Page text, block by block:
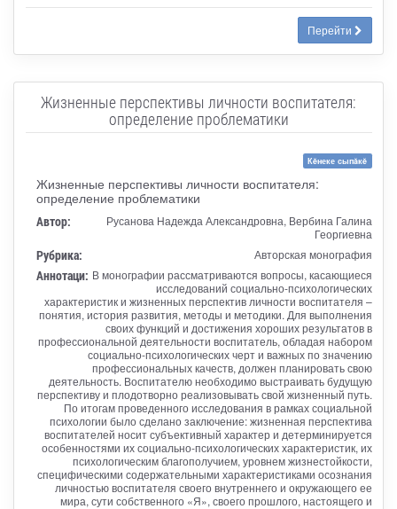
Перейти
Жизненные перспективы личности воспитателя:
определение проблематики
Кĕнеке сыпăкĕ
Жизненные перспективы личности воспитателя:
определение проблематики
Автор:
Русанова Надежда Александровна, Вербина Галина
Георгиевна
Рубрика: Авторская монография
Аннотаци: В монографии рассматриваются вопросы, касающиеся
исследований социально-психологических
характеристик и жизненных перспектив личности воспитателя –
понятия, история развития, методы и методики. Для выполнения
своих функций и достижения хороших результатов в
профессиональной деятельности воспитатель, обладая набором
социально-психологических черт и важных по значению
профессиональных качеств, должен планировать свою
деятельность. Воспитателю необходимо выстраивать будущую
перспективу и плодотворно реализовывать свой жизненный путь.
По итогам проведенного исследования в рамках социальной
психологии было сделано заключение: жизненная перспектива
воспитателей носит субъективный характер и детерминируется
особенностями их социально-психологических характеристик, их
психологическим благополучием, уровнем жизнестойкости,
специфическими содержательными характеристиками осознания
личностью воспитателя своего внутреннего и окружающего ее
мира, сути собственного «Я», своего прошлого, настоящего и